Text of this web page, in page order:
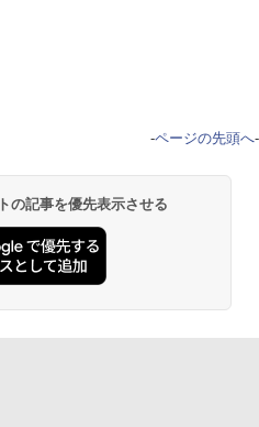
-ページの先頭へ-
の記事を優先表示させる